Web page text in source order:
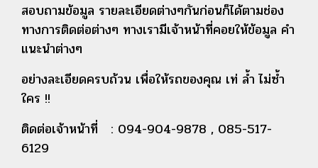
สอบถามข้อมูล รายละเอียดต่างๆกันก่อนก็ได้ตามช่อง
ทางการติดต่อต่างๆ ทางเรามีเจ้าหน้าที่คอยให้ข้อมูล คำ
แนะนำต่างๆ
อย่างละเอียดครบถ้วน เพื่อให้รถของคุณ เท่ ล้ำ ไม่ซ้ำ
ใคร !!
ติดต่อเจ้าหน้าที่ : 094-904-9878 , 085-517-
6129